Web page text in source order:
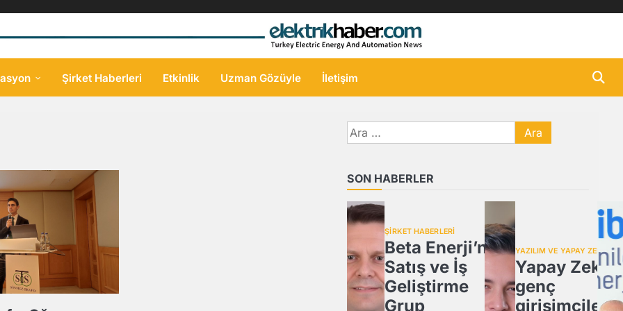
Şirket Haberleri Etkinlik Uzman Gözüyle İletişim
Arama:
SON HABERLER
ŞİRKET HABERLERİ
Beta Enerji’nin
Satış ve İş
Geliştirme
Grup
YAZILIM VE YAPAY ZEKA
Yapay Zeka,
genç
girişimcilere